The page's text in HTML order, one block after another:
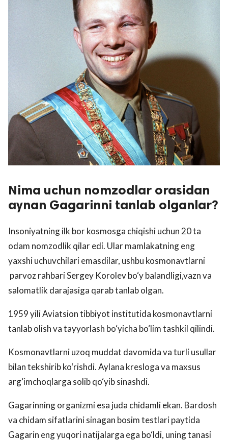
Nima uchun nomzodlar orasidan
aynan Gagarinni tanlab olganlar?
Insoniyatning ilk bor kosmosga chiqishi uchun 20 ta
odam nomzodlik qilar edi. Ular mamlakatning eng
yaxshi uchuvchilari emasdilar, ushbu kosmonavtlarni
parvoz rahbari Sergey Korolev bo‘y balandligi,vazn va
salomatlik darajasiga qarab tanlab olgan.
1959 yili Aviatsion tibbiyot institutida kosmonavtlarni
tanlab olish va tayyorlash bo‘yicha bo‘lim tashkil qilindi.
Kosmonavtlarni uzoq muddat davomida va turli usullar
bilan tekshirib ko‘rishdi. Aylana kresloga va maxsus
arg‘imchoqlarga solib qo‘yib sinashdi.
Gagarinning organizmi esa juda chidamli ekan. Bardosh
va chidam sifatlarini sinagan bosim testlari paytida
Gagarin eng yuqori natijalarga ega bo‘ldi, uning tanasi